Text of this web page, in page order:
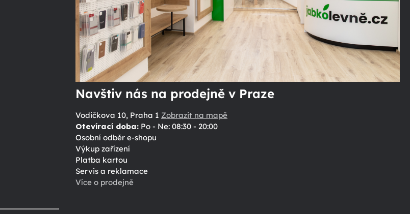
Navštiv nás na prodejně v Praze
Vodičkova 10, Praha 1 Zobrazit na mapě
Otevírací doba:Po - Ne: 08:30 - 20:00
Osobní odběr e-shopu
Výkup zařízení
Platba kartou
Servis a reklamace
Více o prodejně